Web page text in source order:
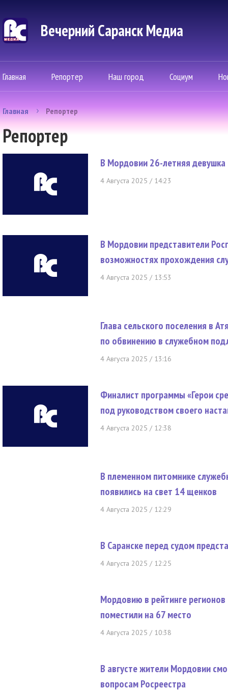
Вечерний Саранск Mедиа
Главная Репортер Наш город Социум
Главная Репортер
Репортер
В Мордовии 26-летняя
4 Августа 2025 / 14:23
В Мордовии представители
возможностях прохождения
4 Августа 2025 / 13:53
Глава сельского поселения в
по обвинению в служебном
4 Августа 2025 / 13:16
Финалист программы «Герои
под руководством своего
4 Августа 2025 / 12:38
В племенном питомнике
появились на свет 14 щенков
4 Августа 2025 / 12:29
В Саранске перед судом
4 Августа 2025 / 12:25
Мордовию в рейтинге
поместили на 67 место
4 Августа 2025 / 10:38
В августе жители Мордовии
вопросам Росреестра